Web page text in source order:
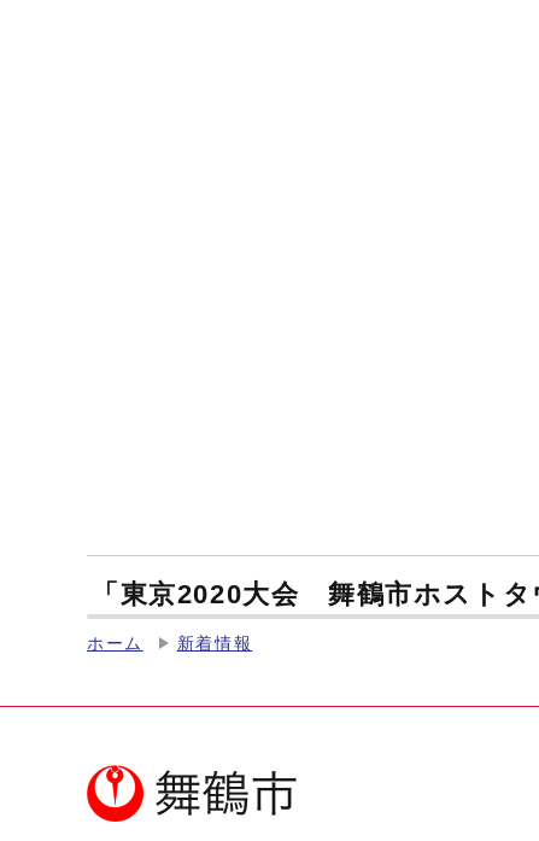
「東京2020大会 舞鶴市ホスト
ホーム 新着情報